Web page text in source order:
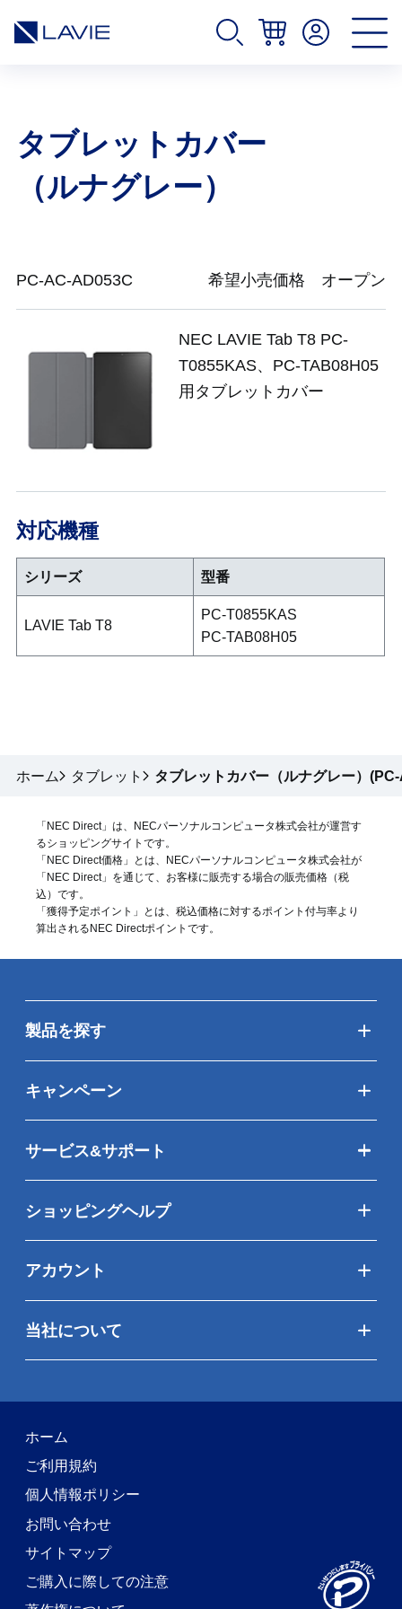
タブレットカバー
（ルナグレー）
PC-AC-AD053C 希望小売価格 オープン
NEC LAVIE Tab T8 PC-
T0855KAS、PC-TAB08H05
用タブレットカバー
対応機種
シリーズ 型番
LAVIE Tab T8
PC-T0855KAS
PC-TAB08H05
ホーム タブレット タブレットカバー（ルナグレー）
「NEC Direct」は、NECパーソナルコンピュータ株式会社が運営す
るショッピングサイトです。
「NEC Direct価格」とは、NECパーソナルコンピュータ株式会社が
「NEC Direct」を通じて、お客様に販売する場合の販売価格（税
込 ）です。
「獲得予定ポイント」とは、税込価格に対するポイント付与率より
算出されるNEC Directポイントです。
製品を探す
キャンペーン
サービス&サポート
ショッピングヘルプ
アカウント
当社について
ホーム
ご利用規約
個人情報ポリシー
お問い合わせ
サイトマップ
ご購入に際しての注意